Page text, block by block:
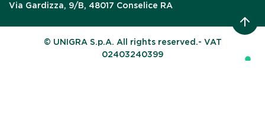
Via Gardizza, 9/B, 48017 Conselice RA
© UNIGRA S.p.A. All rights reserved.- VAT
02403240399